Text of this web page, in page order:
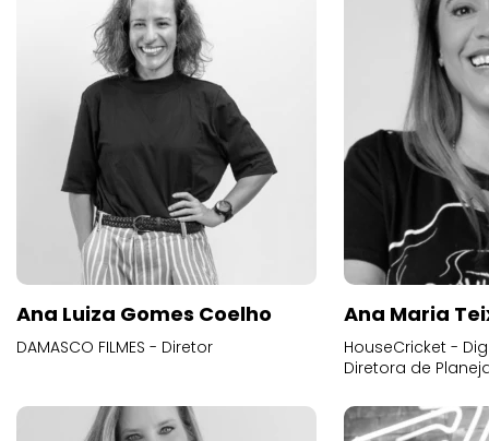
Ana Luiza Gomes Coelho
DAMASCO FILMES - Diretor
Ana Maria
HouseCricket -
Diretora de